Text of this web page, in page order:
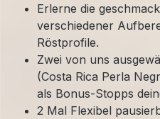
Erlerne die
verschiedener
Röstprofile.
Zwei von uns
(Costa Rica Perla
als Bonus-Stopps
2 Mal Flexibel